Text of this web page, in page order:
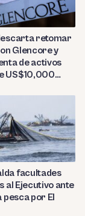
retomar
Glencore y
de activos
US$10,000
facultades
al Ejecutivo ante
pesca por El